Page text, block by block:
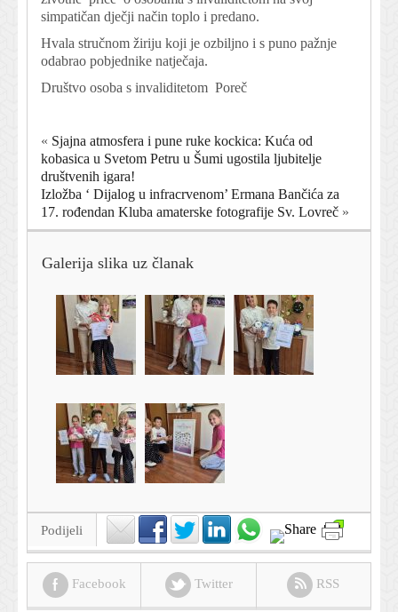
simpatičan dječji način toplo i predano.
Hvala stručnom žiriju koji je ozbiljno i s puno pažnje
odabrao pobjednike natječaja.
Društvo osoba s invaliditetom Poreč
« Sjajna atmosfera i pune ruke kockica: Kuća od
kobasica u Svetom Petru u Šumi ugostila ljubitelje
društvenih igara!
Izložba ‘ Dijalog u infracrvenom’ Ermana Bančića za
17. rođendan Kluba amaterske fotografije Sv. Lovreč »
Galerija slika uz članak
Podijeli
Facebook Twitter RSS